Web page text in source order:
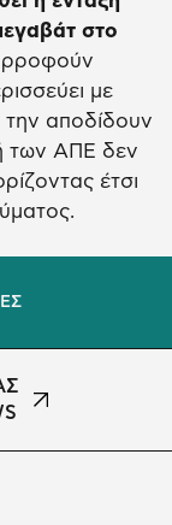
στο
με
την αποδίδουν
των ΑΠΕ δεν
έτσι